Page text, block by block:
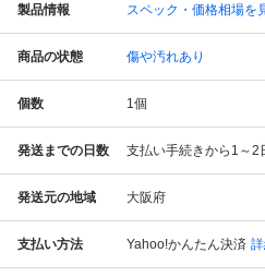
製品情報 スペック・価格相場を
商品の状態 傷や汚れあり
個数 1個
発送までの日数 支払い手続きから1～2
発送元の地域 大阪府
支払い方法 Yahoo!かんたん決済